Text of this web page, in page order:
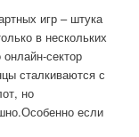
игр – штука
в нескольких
сектор
сталкиваются с
но
если